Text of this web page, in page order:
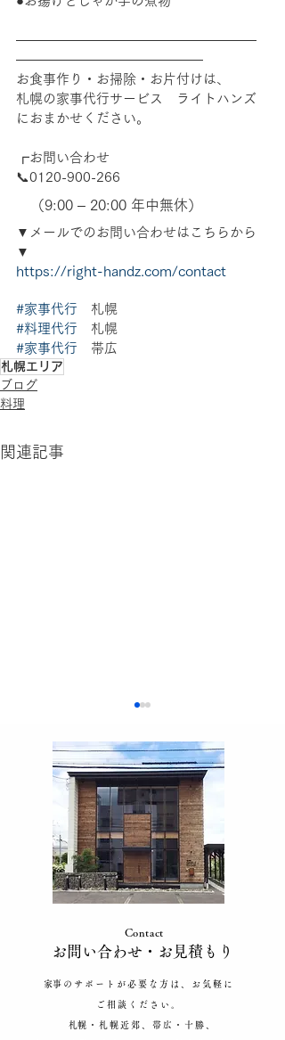
――――――――――――――――――
――――――――――――――
お食事作り・お掃除・お片付けは、
札幌の家事代行サービス　ライトハンズ
におまかせください。
┏お問い合わせ
📞0120-900-266
（9:00 – 20:00 年中無休）
▼メールでのお問い合わせはこちらから
▼
https://right-handz.com/contact
#家事代行 札幌
#料理代行 札幌
#家事代行 帯広
札幌エリア
ブログ
料理
関連記事
家事が回らないと感じた
ときの対処法｜忙しい家
Contact
​お問い合わせ​・お見積もり
​家事のサポートが必要な方は、お気軽に
ご相談ください。
​札幌・札幌近郊、帯広・十勝、